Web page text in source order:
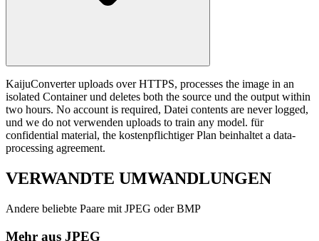
KaijuConverter uploads over HTTPS, processes the image in an
isolated Container und deletes both the source und the output within
two hours. No account is required, Datei contents are never logged,
und we do not verwenden uploads to train any model. für
confidential material, the kostenpflichtiger Plan beinhaltet a data-
processing agreement.
VERWANDTE UMWANDLUNGEN
Andere beliebte Paare mit JPEG oder BMP
Mehr aus JPEG